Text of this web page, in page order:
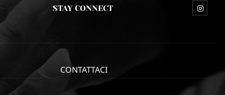
STAY CONNECT
CONTATTACI